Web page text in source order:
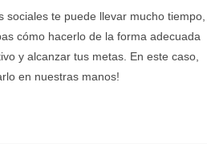
sociales te puede llevar mucho tiempo,
cómo hacerlo de la forma adecuada
y alcanzar tus metas. En este caso,
en nuestras manos!